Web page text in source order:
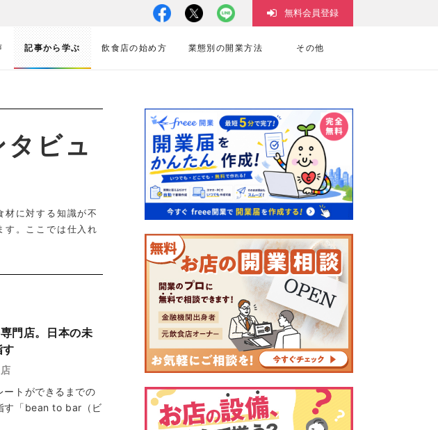
記事から学ぶ 飲食店の始め方 業態別の開業方法 その他
無料会員登録
タビュ
に対する知識が不
す。ここでは仕入れ
門店。日本の未
す
ートができるまでの
す「bean to bar（ビ